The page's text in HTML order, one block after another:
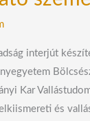
interjút
Kar
és